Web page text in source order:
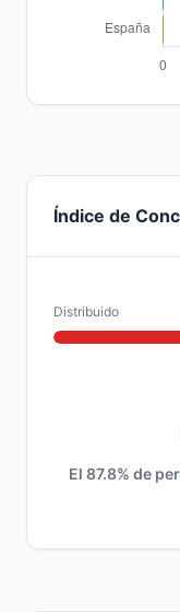
Índice de
Distribuido
El 87.8% de